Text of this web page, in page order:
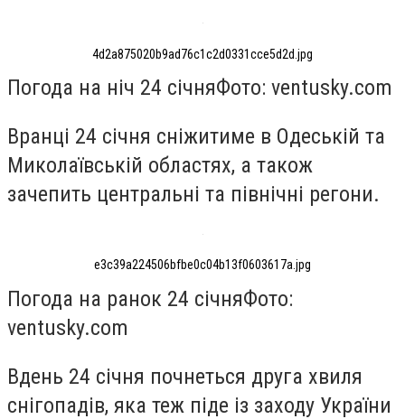
4d2a875020b9ad76c1c2d0331cce5d2d.jpg
Погода на ніч 24 січняФото: ventusky.com
Вранці 24 січня сніжитиме в Одеській та
Миколаївській областях, а також
зачепить центральні та північні регони.
e3c39a224506bfbe0c04b13f0603617a.jpg
Погода на ранок 24 січняФото:
ventusky.com
Вдень 24 січня почнеться друга хвиля
снігопадів, яка теж піде із заходу України